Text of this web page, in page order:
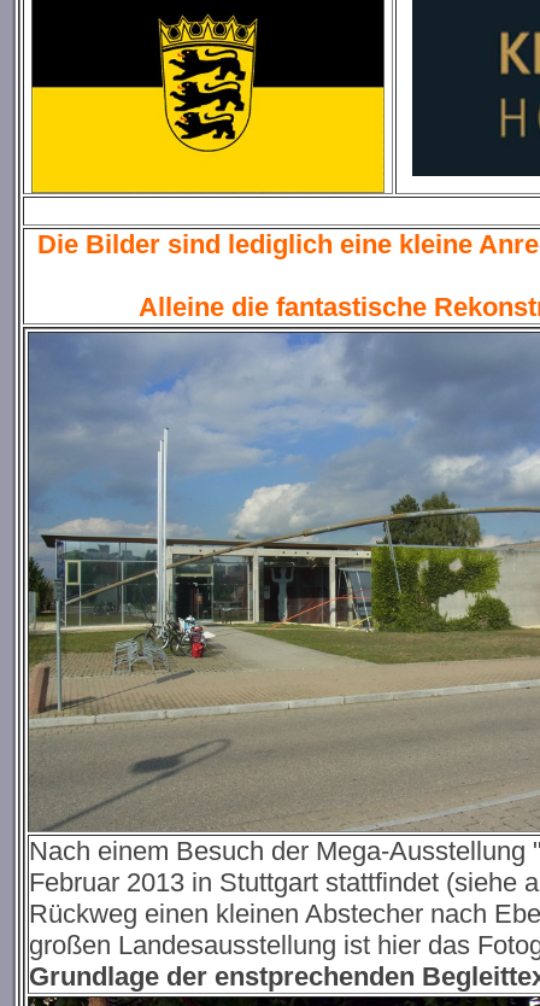
Die Bilder sind lediglich eine kleine
Alleine die fantastische
Nach einem Besuch der Mega-
Februar 2013 in Stuttgart stattfindet (siehe
Rückweg einen kleinen Abstecher nach
großen Landesausstellung ist hier das
Grundlage der enstprechenden